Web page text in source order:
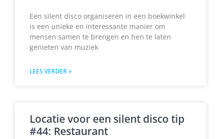
Een silent disco organiseren in een boekwinkel
is een unieke en interessante manier om
mensen samen te brengen en hen te laten
genieten van muziek
LEES VERDER »
Locatie voor een silent disco tip
#44: Restaurant